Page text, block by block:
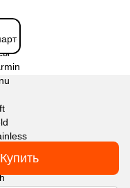
Купить